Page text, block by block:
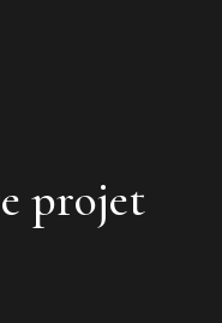
projet